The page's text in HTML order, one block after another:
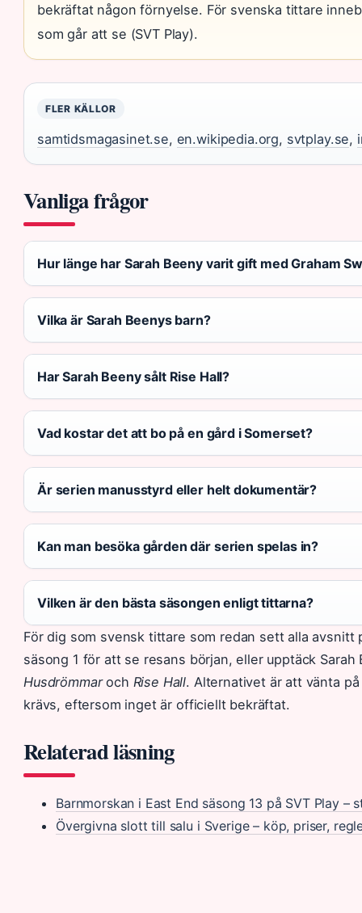
bekräftat någon förnyelse. För svenska tittare
som går att se (SVT Play).
FLER KÄLLOR
samtidsmagasinet.se, en.wikipedia.org, svtplay.se,
Vanliga frågor
Hur länge har Sarah Beeny varit gift med Graham
Vilka är Sarah Beenys barn?
Har Sarah Beeny sålt Rise Hall?
Vad kostar det att bo på en gård i Somerset?
Är serien manusstyrd eller helt dokumentär?
Kan man besöka gården där serien spelas in?
Vilken är den bästa säsongen enligt tittarna?
För dig som svensk tittare som redan sett alla avsnitt
säsong 1 för att se resans början, eller upptäck
Husdrömmaroch Rise Hall. Alternativet är att vänta
krävs, eftersom inget är officiellt bekräftat.
Relaterad läsning
Barnmorskan i East End säsong 13 på SVT Play –
Övergivna slott till salu i Sverige – köp, priser,